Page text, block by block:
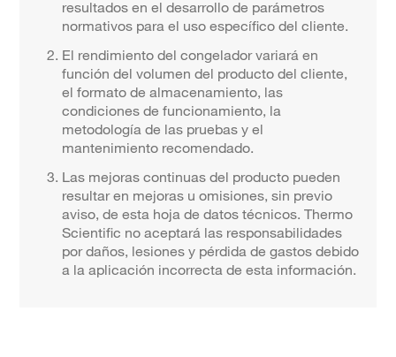
resultados en el desarrollo de parámetros
normativos para el uso específico del cliente.
El rendimiento del congelador variará en
función del volumen del producto del cliente,
el formato de almacenamiento, las
condiciones de funcionamiento, la
metodología de las pruebas y el
mantenimiento recomendado.
Las mejoras continuas del producto pueden
resultar en mejoras u omisiones, sin previo
aviso, de esta hoja de datos técnicos. Thermo
Scientific no aceptará las responsabilidades
por daños, lesiones y pérdida de gastos debido
a la aplicación incorrecta de esta información.